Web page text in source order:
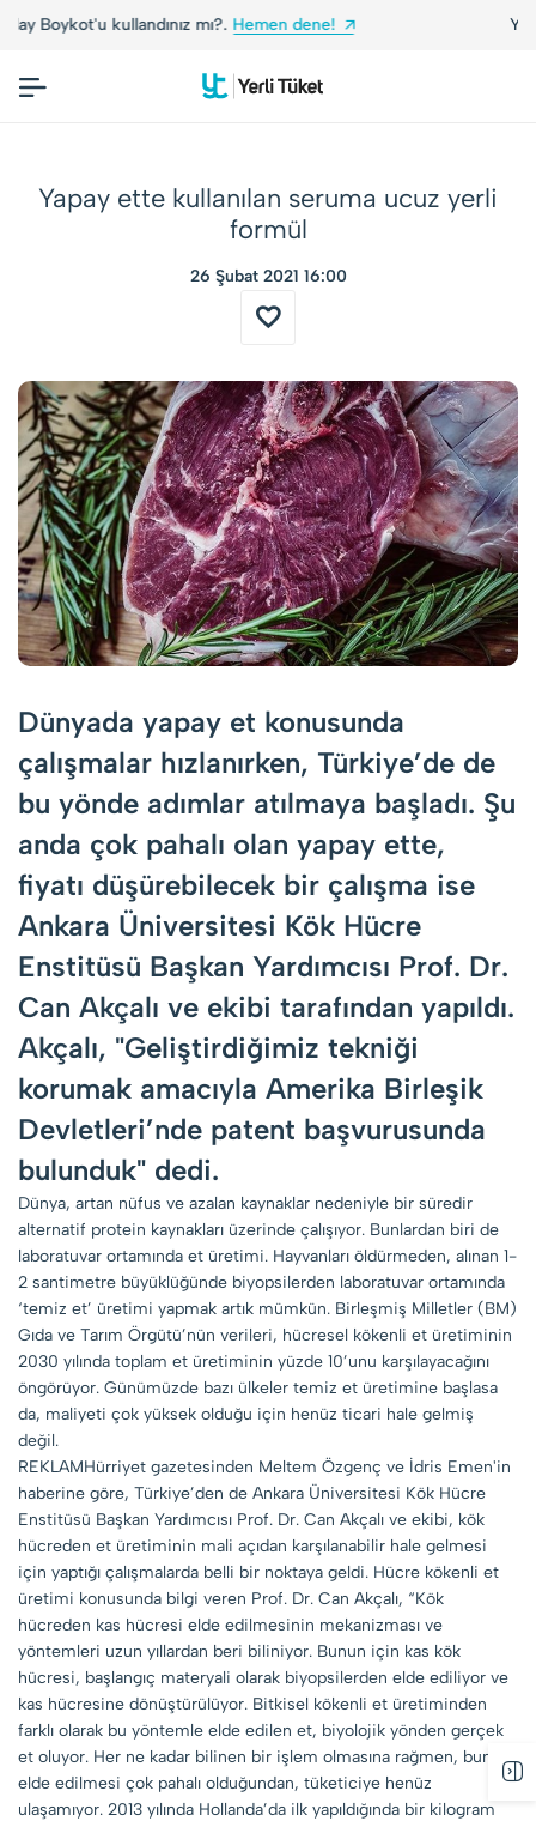
Yerli Tüketiciler, Yerli Markalarla Buluşuyor!
Yapay ette kullanılan seruma ucuz yerli
formül
26 Şubat 2021 16:00
Dünyada yapay et konusunda
çalışmalar hızlanırken, Türkiye’de de
bu yönde adımlar atılmaya başladı. Şu
anda çok pahalı olan yapay ette,
fiyatı düşürebilecek bir çalışma ise
Ankara Üniversitesi Kök Hücre
Enstitüsü Başkan Yardımcısı Prof. Dr.
Can Akçalı ve ekibi tarafından yapıldı.
Akçalı, "Geliştirdiğimiz tekniği
korumak amacıyla Amerika Birleşik
Devletleri’nde patent başvurusunda
bulunduk" dedi.
Dünya, artan nüfus ve azalan kaynaklar nedeniyle bir süredir
alternatif protein kaynakları üzerinde çalışıyor. Bunlardan biri de
laboratuvar ortamında et üretimi. Hayvanları öldürmeden, alınan 1-
2 santimetre büyüklüğünde biyopsilerden laboratuvar ortamında
‘temiz et’ üretimi yapmak artık mümkün. Birleşmiş Milletler (BM)
Gıda ve Tarım Örgütü’nün verileri, hücresel kökenli et üretiminin
2030 yılında toplam et üretiminin yüzde 10’unu karşılayacağını
öngörüyor. Günümüzde bazı ülkeler temiz et üretimine başlasa
da, maliyeti çok yüksek olduğu için henüz ticari hale gelmiş
değil.
REKLAMHürriyet gazetesinden Meltem Özgenç ve İdris Emen'in
haberine göre, Türkiye’den de Ankara Üniversitesi Kök Hücre
Enstitüsü Başkan Yardımcısı Prof. Dr. Can Akçalı ve ekibi, kök
hücreden et üretiminin mali açıdan karşılanabilir hale gelmesi
için yaptığı çalışmalarda belli bir noktaya geldi. Hücre kökenli et
üretimi konusunda bilgi veren Prof. Dr. Can Akçalı, “Kök
hücreden kas hücresi elde edilmesinin mekanizması ve
yöntemleri uzun yıllardan beri biliniyor. Bunun için kas kök
hücresi, başlangıç materyali olarak biyopsilerden elde ediliyor ve
kas hücresine dönüştürülüyor. Bitkisel kökenli et üretiminden
farklı olarak bu yöntemle elde edilen et, biyolojik yönden gerçek
et oluyor. Her ne kadar bilinen bir işlem olmasına rağmen, bunun
elde edilmesi çok pahalı olduğundan, tüketiciye henüz
ulaşamıyor. 2013 yılında Hollanda’da ilk yapıldığında bir kilogram